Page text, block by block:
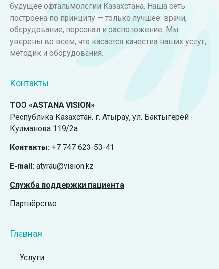
будущее офтальмологии Казахстана. Наша сеть
построена по принципу — только лучшее: врачи,
оборудование, персонал и расположение. Мы
уверены во всем, что касается качества наших услуг,
методик и оборудования.
Контакты
ТОО «ASTANA VISION»
Республика Казахстан. г. Атырау, ул. Бактыгерей
Кулманова 119/2а
Контакты: +7 747 623-53-41
E-mail: atyrau@vision.kz
Служба поддержки пациента
Партнёрство
Главная
Услуги